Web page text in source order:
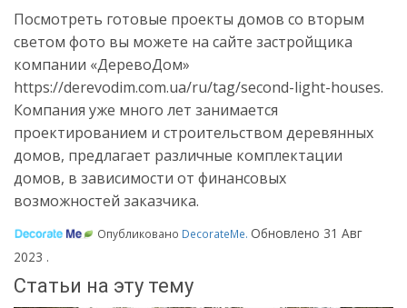
Посмотреть готовые проекты домов со вторым
светом фото вы можете на сайте застройщика
компании «ДеревоДом»
https://derevodim.com.ua/ru/tag/second-light-houses.
Компания уже много лет занимается
проектированием и строительством деревянных
домов, предлагает различные комплектации
домов, в зависимости от финансовых
возможностей заказчика.
Опубликовано DecorateMe. Обновлено 31 Авг
2023 .
Статьи на эту тему